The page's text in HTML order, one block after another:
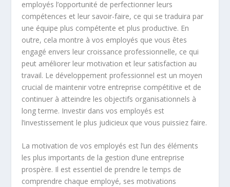
employés l’opportunité de perfectionner leurs
compétences et leur savoir-faire, ce qui se traduira par
une équipe plus compétente et plus productive. En
outre, cela montre à vos employés que vous êtes
engagé envers leur croissance professionnelle, ce qui
peut améliorer leur motivation et leur satisfaction au
travail. Le développement professionnel est un moyen
crucial de maintenir votre entreprise compétitive et de
continuer à atteindre les objectifs organisationnels à
long terme. Investir dans vos employés est
l’investissement le plus judicieux que vous puissiez faire.
La motivation de vos employés est l’un des éléments
les plus importants de la gestion d’une entreprise
prospère. Il est essentiel de prendre le temps de
comprendre chaque employé, ses motivations